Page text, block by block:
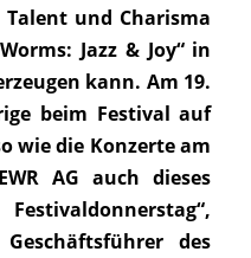
Talent und Charisma
Jazz & Joy“ in
kann. Am 19.
beim Festival auf
wie die Konzerte am
AG auch dieses
des